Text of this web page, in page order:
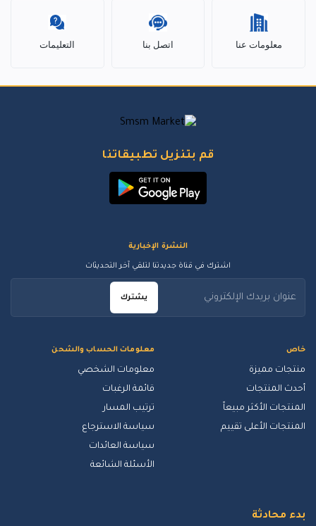
معلومات عنا اتصل بنا التعليمات
قم بتنزيل تطبيقاتنا
خاص
منتجات مميزة
أحدث المنتجات
المنتجات الأكثر مبيعاً
المنتجات الأعلى تقييم
معلومات الحساب والشحن
معلومات الشخصي
قائمة الرغبات
ترتيب المسار
سياسة الاسترجاع
سياسة العائدات
الأسئلة الشائعة
النشرة الإخبارية
اشترك في قناة جديدتنا لتلقي آخر التحديثات
يشترك
بدء محادثة